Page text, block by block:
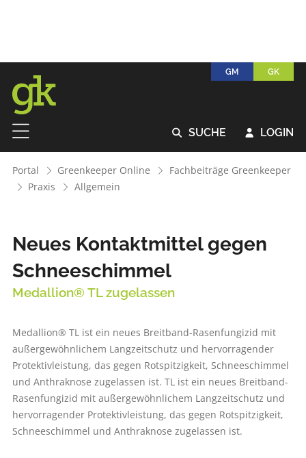
GM GK
 SUCHE  LOGIN
Portal Greenkeeper Online
Fachbeiträge Greenkeeper
Praxis
Allgemein
Neues Kontaktmittel gegen
Schneeschimmel
Medallion® TL zugelassen
Medallion® TL ist ein neues Breitband-Rasenfungizid mit
außergewöhnlichem Langzeitschutz und hervorragender
Protektivleistung, das gegen Rotspitzigkeit, Schneeschimmel
und Anthraknose zugelassen ist. TL ist ein neues Breitband-
Rasenfungizid mit außergewöhnlichem Langzeitschutz und
hervorragender Protektivleistung, das gegen Rotspitzigkeit,
Schneeschimmel und Anthraknose zugelassen ist.